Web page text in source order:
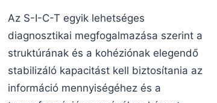
Az S-I-C-T egyik lehetséges
diagnosztikai megfogalmazása szerint a
struktúrának és a kohéziónak elegendő
stabilizáló kapacitást kell biztosítania az
információ mennyiségéhez és a